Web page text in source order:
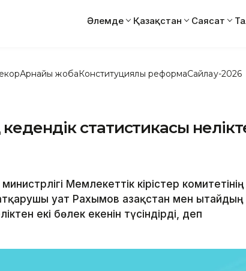
Әлемде Қазақстан Саясат
Арнайы жобаКонституциялық реформаСайлау-2026
кедендік статистикасы
Мемлекеттік кірістер комитетінің
Қуат Рахымов Қазақстан мен Қытайдың
екі бөлек екенін түсіндірді, деп